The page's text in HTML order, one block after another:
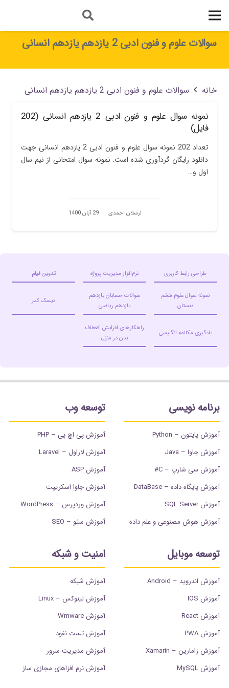
سوالات علوم و فنون ادبی 2 یازدهم یازدهم انسانی
خانه سوالات علوم و فنون ادبی 2 یازدهم یازدهم انسانی
نمونه سوال علوم و فنون ادبی 2 یازدهم انسانی (202
فایل)
تعداد 202 نمونه سوال علوم و فنون ادبی 2 یازدهم انسانی جهت
دانلود رایگان گردآوری شده است. نمونه سوال امتحانی از نیم سال
اول و…
ارسلان احمدی 29 آبان 1400
طراحی رابط کاربری نرم‌افزار مدیریت پروژه تدوین فیلم
نمونه سوال علوم ششم
دبستان
سوالات حسابان یازدهم
یازدهم ریاضی
دیسک کمر
یادگیری مکالمه انگلیسی
راهکارهای افزایش انعطاف
بدن در منزل
برنامه نویسی
آموزش پایتون – Python
آموزش جاوا – Java
آموزش سی شارپ – C#
آموزش پایگاه داده – DataBase
آموزش SQL Server
آموزش هوش مصنوعی و علم داده
توسعه وب
آموزش پی اچ پی – PHP
آموزش لاراول – Laravel
آموزش ASP
آموزش جاوا اسکریپت
آموزش وردپرس – WordPress
آموزش سئو – SEO
توسعه موبایل
آموزش اندروید – Android
آموزش IOS
آموزش React
آموزش PWA
آموزش زامارین – Xamarin
آموزش MySQL
امنیت و شبکه
آموزش شبکه
آموزش لینوکس – Linux
آموزش Wmware
آموزش تست نفوذ
آموزش مدیریت سرور
آموزش نرم افزاهای مجازی ساز